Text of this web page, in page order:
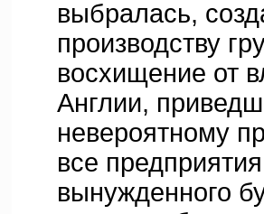
выбралась,
производству
восхищение от
Англии,
невероятному
все
вынужденного